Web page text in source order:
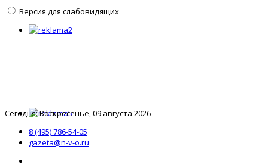
Версия для слабовидящих
Сегодня: Воскресенье, 09 августа 2026
8 (495) 786-54-05
gazeta@n-v-o.ru